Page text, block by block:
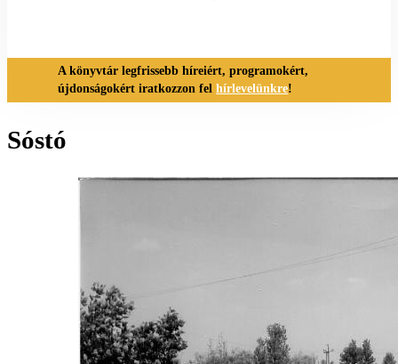
A könyvtár legfrissebb híreiért, programokért,
újdonságokért iratkozzon felhírlevelünkre!
Sóstó